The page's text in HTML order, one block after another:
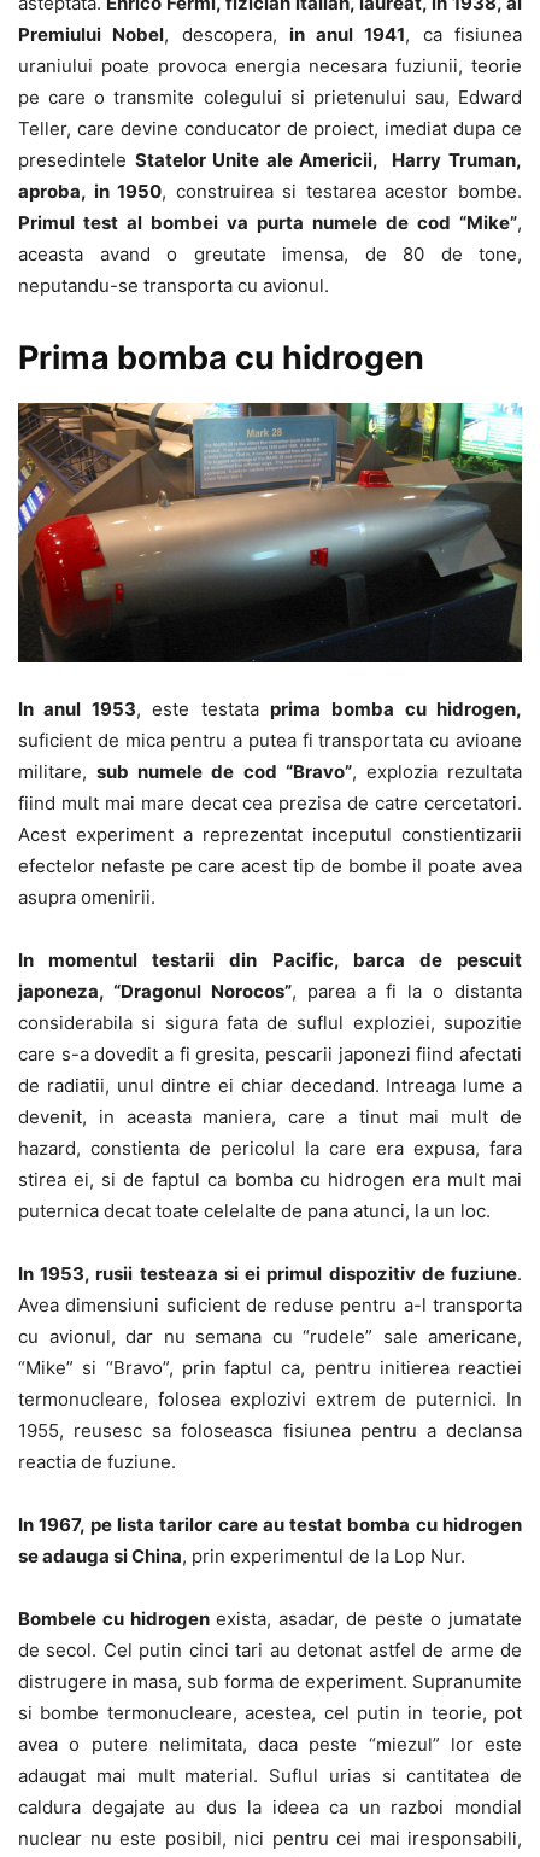
Premiului Nobel, descopera, in anul 1941, ca fisiunea
uraniului poate provoca energia necesara fuziunii, teorie
pe care o transmite colegului si prietenului sau, Edward
Teller, care devine conducator de proiect, imediat dupa ce
presedintele Statelor Unite ale Americii, Harry Truman,
aproba, in 1950, construirea si testarea acestor bombe.
Primul test al bombei va purta numele de cod “Mike”,
aceasta avand o greutate imensa, de 80 de tone,
neputandu-se transporta cu avionul.
Prima bomba cu hidrogen
In anul 1953, este testata prima bomba cu hidrogen,
suficient de mica pentru a putea fi transportata cu avioane
militare,sub numele de cod “Bravo”, explozia rezultata
fiind mult mai mare decat cea prezisa de catre cercetatori.
Acest experiment a reprezentat inceputul constientizarii
efectelor nefaste pe care acest tip de bombe il poate avea
asupra omenirii.
In momentul testarii din Pacific, barca de pescuit
japoneza, “Dragonul Norocos”, parea a fi la o distanta
considerabila si sigura fata de suflul exploziei, supozitie
care s-a dovedit a fi gresita, pescarii japonezi fiind afectati
de radiatii, unul dintre ei chiar decedand. Intreaga lume a
devenit, in aceasta maniera, care a tinut mai mult de
hazard, constienta de pericolul la care era expusa, fara
stirea ei, si de faptul ca bomba cu hidrogen era mult mai
puternica decat toate celelalte de pana atunci, la un loc.
In 1953, rusii testeaza si ei primul dispozitiv de fuziune.
Avea dimensiuni suficient de reduse pentru a-l transporta
cu avionul, dar nu semana cu “rudele” sale americane,
“Mike” si “Bravo”, prin faptul ca, pentru initierea reactiei
termonucleare, folosea explozivi extrem de puternici. In
1955, reusesc sa foloseasca fisiunea pentru a declansa
reactia de fuziune.
In 1967, pe lista tarilor care au testat bomba cu hidrogen
se adauga si China, prin experimentul de la Lop Nur.
Bombele cu hidrogen exista, asadar, de peste o jumatate
de secol. Cel putin cinci tari au detonat astfel de arme de
distrugere in masa, sub forma de experiment. Supranumite
si bombe termonucleare, acestea, cel putin in teorie, pot
avea o putere nelimitata, daca peste “miezul” lor este
adaugat mai mult material. Suflul urias si cantitatea de
caldura degajate au dus la ideea ca un razboi mondial
nuclear nu este posibil, nici pentru cei mai iresponsabili,